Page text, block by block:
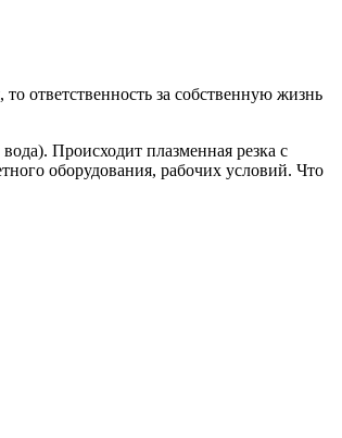
ответственность за собственную жизнь
Происходит плазменная резка с
оборудования, рабочих условий. Что